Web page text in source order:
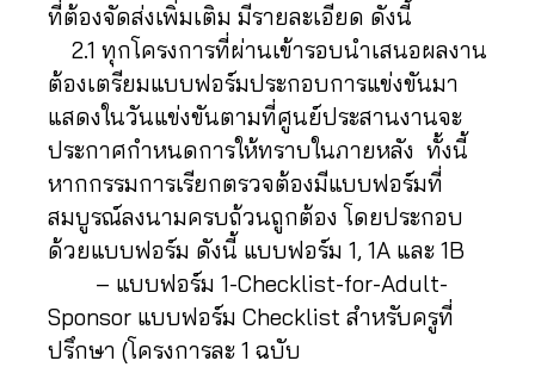
ที่ต้องจัดส่งเพิ่มเติม มีรายละเอียด ดังนี้
2.1 ทุกโครงการที่ผ่านเข้ารอบนำเสนอผลงาน
ต้องเตรียมแบบฟอร์มประกอบการแข่งขันมา
แสดงในวันแข่งขันตามที่ศูนย์ประสานงานจะ
ประกาศกำหนดการให้ทราบในภายหลัง ทั้งนี้
หากกรรมการเรียกตรวจต้องมีแบบฟอร์มที่
สมบูรณ์ลงนามครบถ้วนถูกต้อง โดยประกอบ
ด้วยแบบฟอร์ม ดังนี้ แบบฟอร์ม 1, 1A และ 1B
– แบบฟอร์ม 1-Checklist-for-Adult-
Sponsor แบบฟอร์ม Checklist สำหรับครูที่
ปรึกษา (โครงการละ 1 ฉบับ